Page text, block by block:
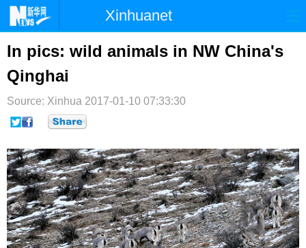
Xinhuanet
首页 国际 港澳
台湾
纪检 体育 科技
文娱
博客 微博
In pics: wild animals in NW China's
Qinghai
Source: Xinhua 2017-01-10 07:33:30